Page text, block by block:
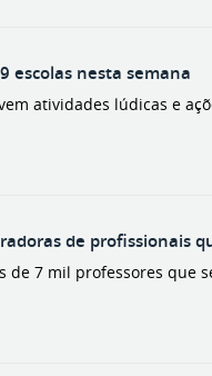
escolas nesta semana
atividades lúdicas e
de profissionais
de 7 mil professores